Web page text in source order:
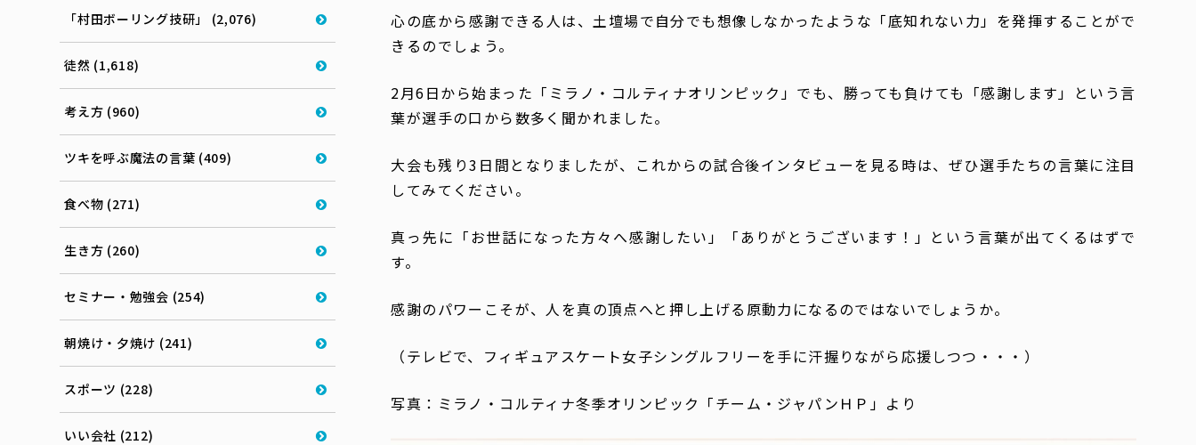
心の底から感謝できる人は、土壇場で自分でも想像しなかったような「底知れない力」を発揮することがで
きるのでしょう。
2月6日から始まった「ミラノ・コルティナオリンピック」でも、勝っても負けても「感謝します」という言
葉が選手の口から数多く聞かれました。
大会も残り3日間となりましたが、これからの試合後インタビューを見る時は、ぜひ選手たちの言葉に注目
してみてください。
真っ先に「お世話になった方々へ感謝したい」「ありがとうございます！」という言葉が出てくるはずで
す。
感謝のパワーこそが、人を真の頂点へと押し上げる原動力になるのではないでしょうか。
（テレビで、フィギュアスケート女子シングルフリーを手に汗握りながら応援しつつ・・・）
写真：ミラノ・コルティナ冬季オリンピック「チーム・ジャパンＨＰ」より
「村田ボーリング技研」 (2,076)
徒然 (1,618)
考え方 (960)
ツキを呼ぶ魔法の言葉 (409)
食べ物 (271)
生き方 (260)
セミナー・勉強会 (254)
朝焼け・夕焼け (241)
スポーツ (228)
いい会社 (212)